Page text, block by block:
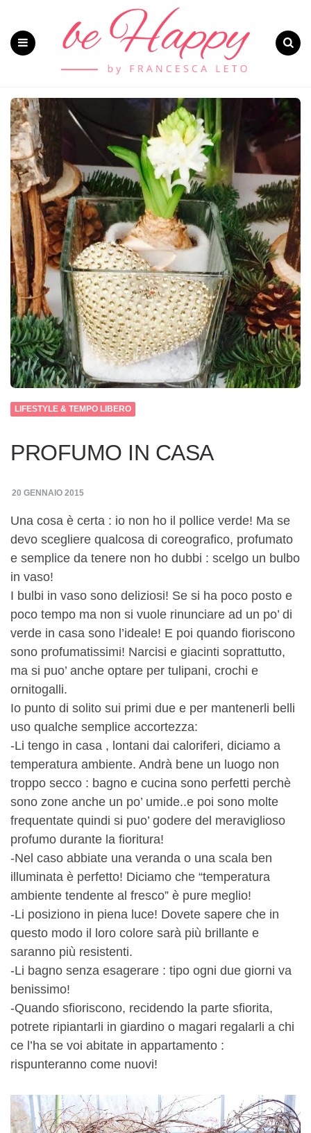
LIFESTYLE & TEMPO LIBERO
PROFUMO IN CASA
20 GENNAIO 2015
Una cosa è certa : io non ho il pollice verde! Ma se
devo scegliere qualcosa di coreografico, profumato
e semplice da tenere non ho dubbi : scelgo un bulbo
in vaso!
I bulbi in vaso sono deliziosi! Se si ha poco posto e
poco tempo ma non si vuole rinunciare ad un po’ di
verde in casa sono l’ideale! E poi quando fioriscono
sono profumatissimi! Narcisi e giacinti soprattutto,
ma si puo’ anche optare per tulipani, crochi e
ornitogalli.
Io punto di solito sui primi due e per mantenerli belli
uso qualche semplice accortezza:
-Li tengo in casa , lontani dai caloriferi, diciamo a
temperatura ambiente. Andrà bene un luogo non
troppo secco : bagno e cucina sono perfetti perchè
sono zone anche un po’ umide..e poi sono molte
frequentate quindi si puo’ godere del meraviglioso
profumo durante la fioritura!
-Nel caso abbiate una veranda o una scala ben
illuminata è perfetto! Diciamo che “temperatura
ambiente tendente al fresco” è pure meglio!
-Li posiziono in piena luce! Dovete sapere che in
questo modo il loro colore sarà più brillante e
saranno più resistenti.
-Li bagno senza esagerare : tipo ogni due giorni va
benissimo!
-Quando sfioriscono, recidendo la parte sfiorita,
potrete ripiantarli in giardino o magari regalarli a chi
ce l’ha se voi abitate in appartamento :
rispunteranno come nuovi!